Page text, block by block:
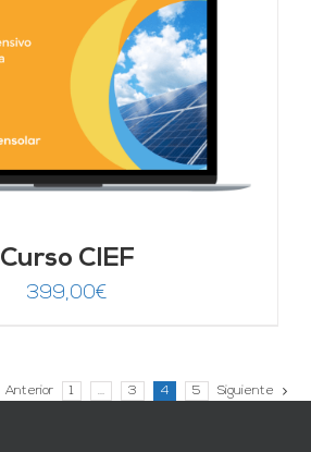
Curso CIEF
399,00€
Anterior 1 … 3 4 5 Siguiente